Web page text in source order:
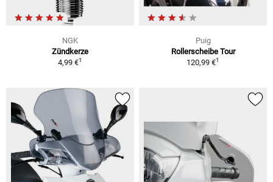
NGK
Zündkerze
4,99 €1
Puig
Rollerscheibe Tour
120,99 €1